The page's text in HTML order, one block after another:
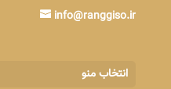
info@ranggiso.ir
انتخاب منو